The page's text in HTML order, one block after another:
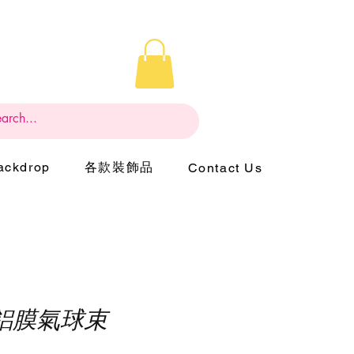
各款裝飾品 Contact Us
膜氣球束